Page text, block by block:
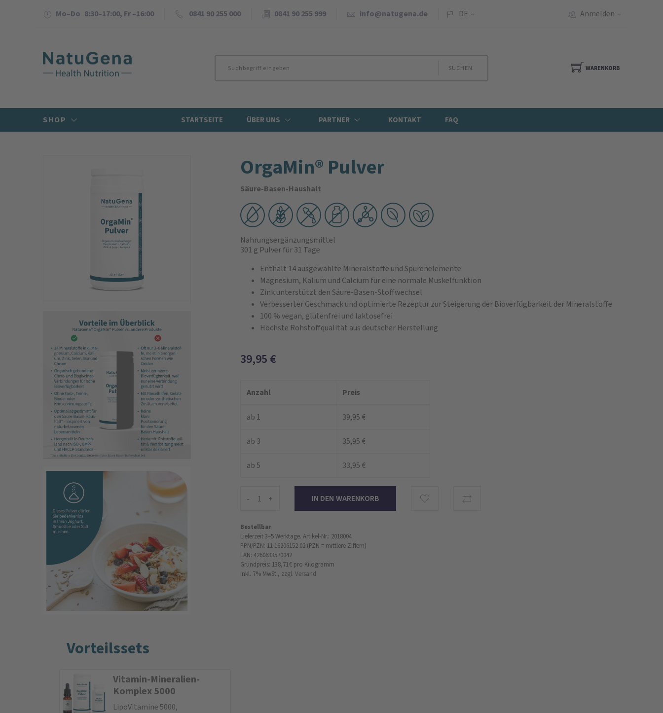
Mo–Do 8:30–17:00, Fr –16:00 0841 90 255 000 0841 90 255 999 info@natugena.de DE Anmelden
SUCHEN WARENKORB
SHOP STARTSEITE ÜBER UNS PARTNER KONTAKT FAQ
OrgaMin® Pulver
Säure-Basen-Haushalt
Nahrungsergänzungsmittel
301 g Pulverfür 31 Tage
Enthält 14 ausgewählte Mineralstoffe und Spurenelemente
Magnesium, Kalium und Calcium für eine normale Muskelfunktion
Zink unterstützt den Säure-Basen-Stoffwechsel
Verbesserter Geschmack und optimierte Rezeptur zur Steigerung der Bioverfügbarkeit der Mineralstoffe
100 % vegan, glutenfrei und laktosefrei
Höchste Rohstoffqualität aus deutscher Herstellung
39,95 €
Anzahl Preis
ab 1 39,95 €
ab 3 35,95 €
ab 5 33,95 €
- +
Bestellbar
Lieferzeit 3–5 Werktage. Artikel-Nr.: 2018004
PPN/PZN: 11 16206152 02 (PZN = mittlere Ziffern)
EAN: 4260633570042
Grundpreis: 138,71 € pro Kilogramm
inkl. 7% MwSt., zzgl. Versand
Vorteilssets
Vitamin-Mine­ralien-
Komplex 5000
LipoVitamine 5000,